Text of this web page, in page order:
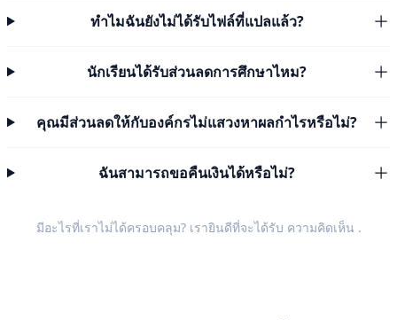
ทำไมฉันยังไม่ได้รับไฟล์ที่แปลแล้ว?
นักเรียนได้รับส่วนลดการศึกษาไหม?
คุณมีส่วนลดให้กับองค์กรไม่แสวงหาผลกำไรหรือไม่?
ฉันสามารถขอคืนเงินได้หรือไม่?
มีอะไรที่เราไม่ได้ครอบคลุม? เรายินดีที่จะได้รับ ความคิดเห็น .